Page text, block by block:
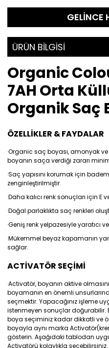
GELİNCE
ÜRÜN BİLGİSİ
Organic
7AH Orta
Organik Saç
ÖZELLİKLER & FAYDALAR
·Organic saç boyası, amonyak
boyanın saça verdiği zararı
·Saç yapısını korumak için
zenginleştirilmiştir.
·Daha kalıcı renk sonuçları için
·Doğal parlaklıkta saç renkleri
·Geniş renk yelpazesiyle yaratıcı
·Mükemmel beyaz kapamanın
sağlar.
ACTİVATÖR SEÇİMİ
·Activatör, boyanın aktive
boyamanın en önemli
seçmektir. Yapacağınız işleme
istenmeyen sonuçlar doğurabilir.
boya seçiminiz kadar dikkatli ve
boyayla aynı marka
gösterin. Aşağıdaki tablodan
Activatörü kolaylıkla seçebilirsiniz.